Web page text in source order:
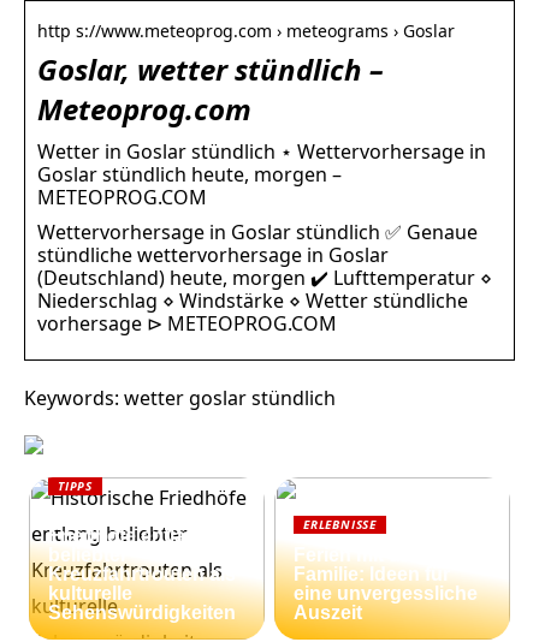
http s://www.meteoprog.com › meteograms › Goslar
Goslar, wetter stündlich –
Meteoprog.com
Wetter in Goslar stündlich ⋆ Wettervorhersage in
Goslar stündlich heute, morgen –
METEOPROG.COM
Wettervorhersage in Goslar stündlich ✅ Genaue
stündliche wettervorhersage in Goslar
(Deutschland) heute, morgen ✔️ Lufttemperatur ⋄
Niederschlag ⋄ Windstärke ⋄ Wetter stündliche
vorhersage ⊳ METEOPROG.COM
Keywords: wetter goslar stündlich
TIPPS
Friedhöfe entlang
beliebter
Kreuzfahrtrouten als
kulturelle
Sehenswürdigkeiten
ERLEBNISSE
Ferien mit der
Familie: Ideen für
eine unvergessliche
Auszeit